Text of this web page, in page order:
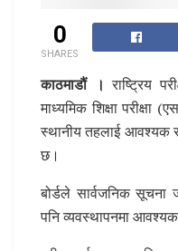
0
SHARES
काठमाडौं । राष्ट्रिय
माध्यमिक शिक्षा परीक्षा
स्थानीय तहलाई आवश्यक
छ।
बोर्डले सार्वजनिक सूचना
पनि व्यवस्थापनमा